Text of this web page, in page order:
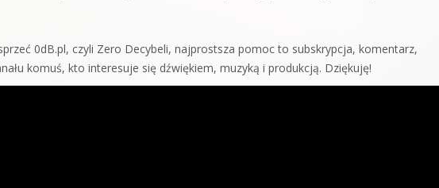
0dB.pl, czyli Zero Decybeli, najprostsza pomoc to subskrypcja, komentarz,
komuś, kto interesuje się dźwiękiem, muzyką i produkcją. Dziękuję!